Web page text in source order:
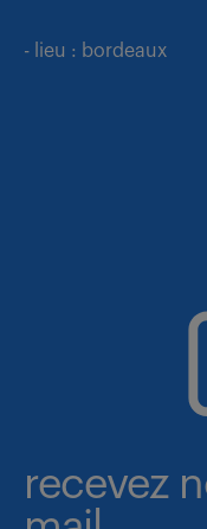
- lieu : bordeaux
recevez